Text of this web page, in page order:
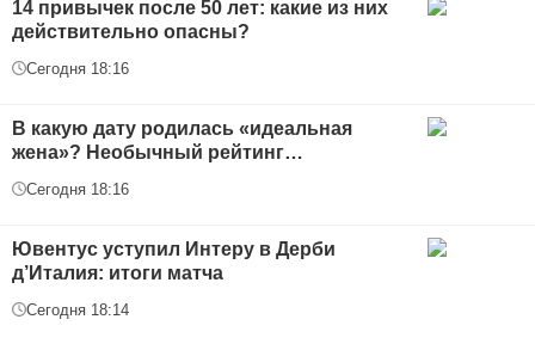
14 привычек после 50 лет: какие из них
действительно опасны?
Сегодня 18:16
В какую дату родилась «идеальная
жена»? Необычный рейтинг…
Сегодня 18:16
Ювентус уступил Интеру в Дерби
д’Италия: итоги матча
Сегодня 18:14